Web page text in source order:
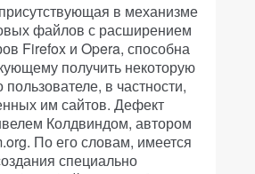
в механизме
файлов с расширением
Firefox и Opera, способна
получить некоторую
в частности,
им сайтов. Дефект
Колдвиндом, автором
По его словам, имеется
специально